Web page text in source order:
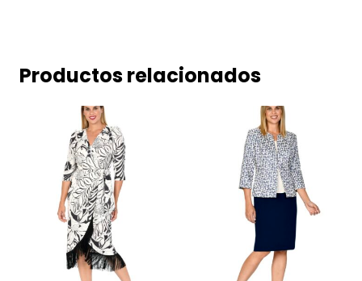
Productos relacionados